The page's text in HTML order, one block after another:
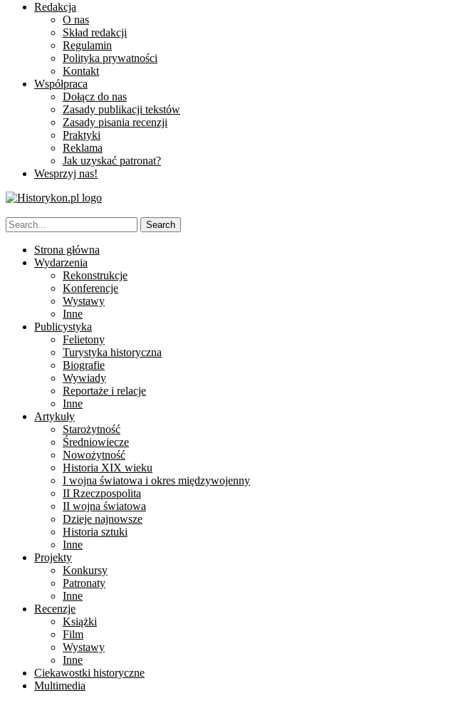
Redakcja
O nas
Skład redakcji
Regulamin
Polityka prywatności
Kontakt
Współpraca
Dołącz do nas
Zasady publikacji tekstów
Zasady pisania recenzji
Praktyki
Reklama
Jak uzyskać patronat?
Wesprzyj nas!
Strona główna
Wydarzenia
Rekonstrukcje
Konferencje
Wystawy
Inne
Publicystyka
Felietony
Turystyka historyczna
Biografie
Wywiady
Reportaże i relacje
Inne
Artykuły
Starożytność
Średniowiecze
Nowożytność
Historia XIX wieku
I wojna światowa i okres międzywojenny
II Rzeczpospolita
II wojna światowa
Dzieje najnowsze
Historia sztuki
Inne
Projekty
Konkursy
Patronaty
Inne
Recenzje
Książki
Film
Wystawy
Inne
Ciekawostki historyczne
Multimedia